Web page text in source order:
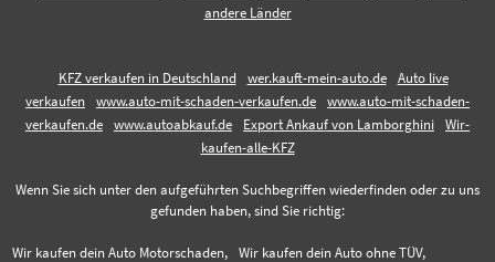
andere Länder
KFZ verkaufen in Deutschland wer.kauft-mein-auto.de
Auto live
verkaufen
www.auto-mit-schaden-verkaufen.de
www.auto-mit-schaden-
verkaufen.de
www.autoabkauf.de Export Ankauf von Lamborghini
Wir-
kaufen-alle-KFZ
Wenn Sie sich unter den aufgeführten Suchbegriffen wiederfinden oder zu uns
gefunden haben, sind Sie richtig:
Wir kaufen dein Auto Motorschaden,
Wir kaufen dein Auto ohne TÜV,